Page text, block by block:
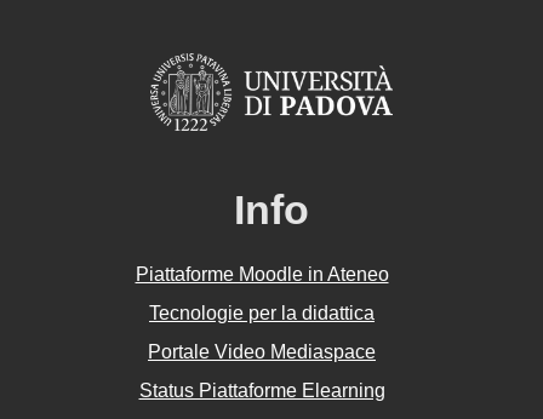
Info
Piattaforme Moodle in Ateneo
Tecnologie per la didattica
Portale Video Mediaspace
Status Piattaforme Elearning